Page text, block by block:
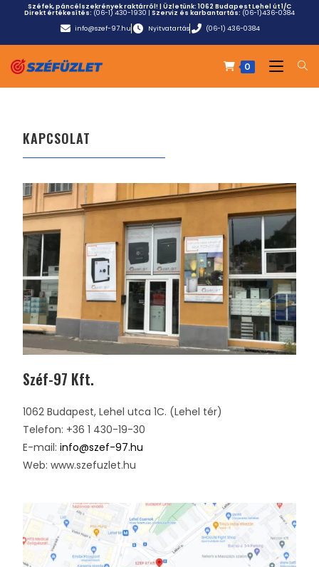
Széfek, páncélszekrények raktárról! | Üzletünk:1062 Budapest Lehel út 1/C
Direkt értékesítés: (06-1) 430-1930 | Szerviz és karbantartás: (06-1)436-0384
info@szef-97.hu
Nyitvatartás (06-1) 436-0384
0
KAPCSOLAT
Széf-97 Kft.
1062 Budapest, Lehel utca 1C. (Lehel tér)
Telefon: +36 1 430-19-30
E-mail:info@szef-97.hu
Web: www.szefuzlet.hu